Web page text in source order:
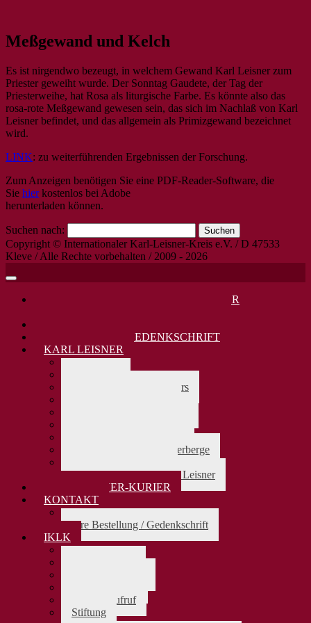
IKLK – Internationaler Karl-
Leisner-Kreis
Seligen Karl Leisner
Meßgewand und Kelch
Es ist nirgendwo bezeugt, in welchem Gewand Karl Leisner zum
Priester geweiht wurde. Der Sonntag Gaudete, der Tag der
Priesterweihe, hat Rosa als liturgische Farbe. Es könnte also das
rosa-rote Meßgewand gewesen sein, das sich im Nachlaß von Karl
Leisner befindet, und das allgemein als Primizgewand bezeichnet
wird.
LINK: zu weiterführenden Ergebnissen der Forschung.
Zum Anzeigen benötigen Sie eine PDF-Reader-Software, die
Sie hierkostenlos bei Adobe
herunterladen können.
Suchen nach:
Copyright © Internationaler Karl-Leisner-Kreis e.V. / D 47533
Kleve / Alle Rechte vorbehalten / 2009 - 2026
DANKAMT JUNI 2026: KARL LEISNER
KARL LEISNER GEDENKSCHRIFT
KARL LEISNER
> zurück
Lebensdaten Karl Leisners
Karl Leisner u.d Pilgerherberge
Die Bedeutung von Karl Leisner
KARL-LEISNER-KURIER
KONTAKT
> zurück
Ihre Bestellung / Gedenkschrift
IKLK
> zurück
Spendenaufruf
Stiftung